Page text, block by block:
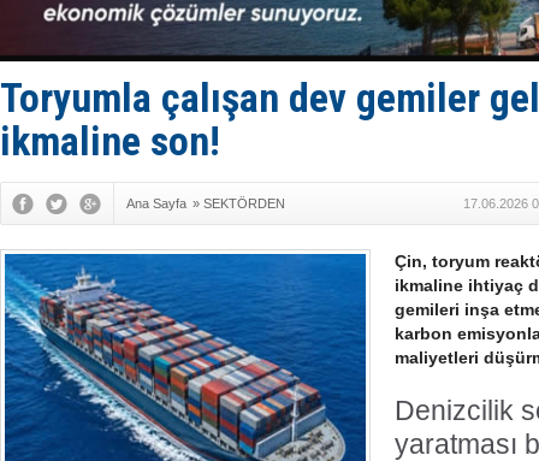
Füze ve
İran
Uzmanlar
Makine
Toryumla çalışan dev gemiler
ikmaline son!
Ana Sayfa » SEKTÖRDEN 17.06.2026
Çin, toryum
ikmaline ihtiyaç
gemileri inşa
karbon
maliyetleri
Denizcilik
yaratması